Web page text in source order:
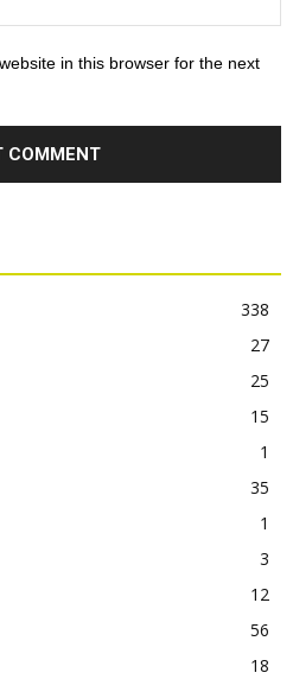
in this browser for the next
338
27
25
15
1
35
1
3
12
56
18